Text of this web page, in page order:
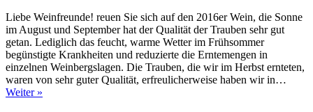
Liebe Weinfreunde! reuen Sie sich auf den 2016er Wein, die Sonne
im August und September hat der Qualität der Trauben sehr gut
getan. Lediglich das feucht, warme Wetter im Frühsommer
begünstigte Krankheiten und reduzierte die Erntemengen in
einzelnen Weinbergslagen. Die Trauben, die wir im Herbst ernteten,
waren von sehr guter Qualität, erfreulicherweise haben wir in…
Weiter »